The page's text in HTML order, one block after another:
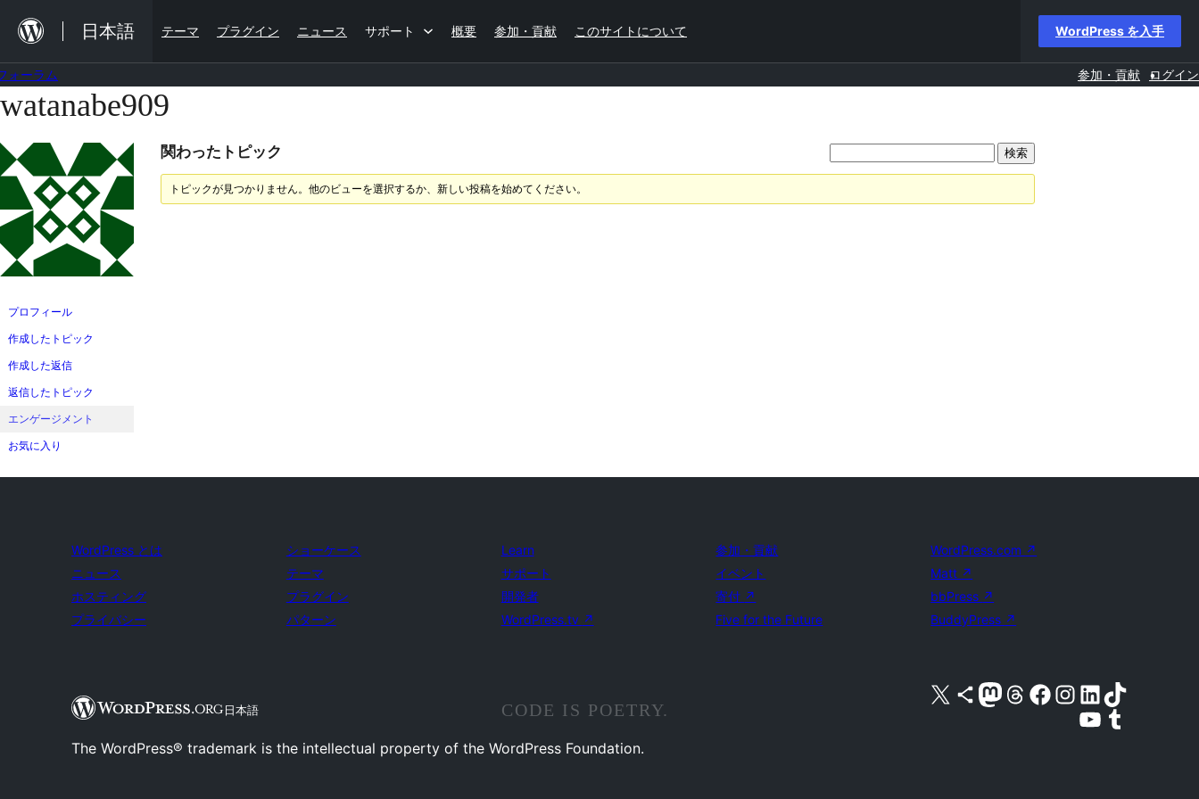
を
キ
ッ
プ
日本語 テーマ プラグイン ニュース サポート 概要 参加・貢献 このサイトについて WordPress を入手
ォーラム 参加・貢献 ログイン
コ
テ
ン
ツ
ス
ッ
プ
watanabe909
プロフィール
作成したトピック
作成した返信
返信したトピック
エンゲージメント
お気に入り
関わったトピック
トピックが見つかりません。他のビューを選択するか、新しい投稿を始めてください。
WordPress とは
ニュース
ホスティング
プライバシー
ショーケース
テーマ
プラグイン
パターン
Learn
サポート
開発者
WordPress.tv ↗
参加・貢献
イベント
寄付 ↗
Five for the Future
WordPress.com ↗
Matt ↗
bbPress ↗
BuddyPress ↗
日本語
X (旧 Twitter) アカウントへ Bluesky アカウントへ Mastodon アカウントへ Threads アカウントへ Facebook ページへ Instagram アカウントへ LinkedIn アカウントへTikTok アカウントへ
YouTube チャンネルへ Tumblr アカウントへ
CODE IS POETRY.
The WordPress® trademark is the intellectual property of the WordPress Foundation.